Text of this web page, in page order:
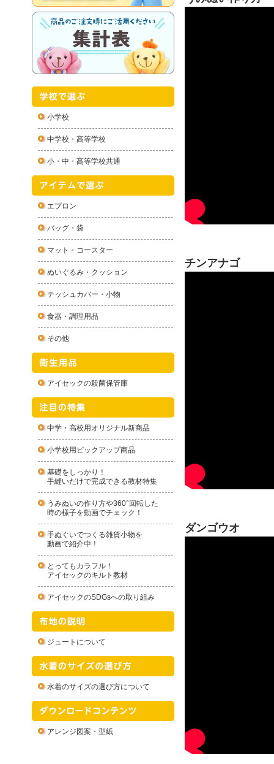
チンアナゴ
ダンゴウオ
小学校
中学校・高等学校
小・中・高等学校共通
エプロン
バッグ・袋
マット・コースター
ぬいぐるみ・クッション
テッシュカバー・小物
食器・調理用品
その他
アイセックの殺菌保管庫
中学・高校用オリジナル新商品
小学校用ピックアップ商品
基礎をしっかり！
手縫いだけで完成できる教材特集
うみぬいの作り方や360°回転した
時の様子を動画でチェック！
手ぬぐいでつくる雑貨小物を
動画で紹介中！
とってもカラフル！
アイセックのキルト教材
アイセックのSDGsへの取り組み
ジュートについて
水着のサイズの選び方について
アレンジ図案・型紙